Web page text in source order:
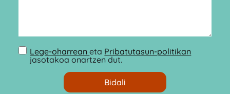
Lege-oharreaneta Pribatutasun-politikan
jasotakoa onartzen dut.